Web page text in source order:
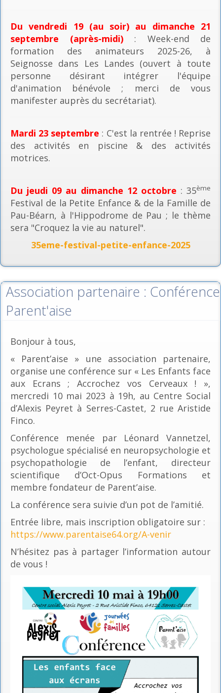
Du vendredi 19 (au soir) au dimanche 21
septembre (après-midi): Week-end de
formation des animateurs 2025-26, à
Seignosse dans Les Landes (ouvert à toute
personne désirant intégrer l'équipe
d'animation bénévole ; merci de vous
manifester auprès du secrétariat).
Mardi 23 septembre : C'est la rentrée ! Reprise
des activités en piscine & des activités
motrices.
Du jeudi 09 au dimanche 12 octobre : 35ème
Festival de la Petite Enfance & de la Famille de
Pau-Béarn, à l'Hippodrome de Pau ; le thème
sera "Croquez la vie au naturel".
35eme-festival-petite-enfance-2025
Association partenaire : Conférence
Parent'aise
Bonjour à tous,
« Parent’aise » une association partenaire,
organise une conférence sur « Les Enfants face
aux Ecrans ; Accrochez vos Cerveaux ! »,
mercredi 10 mai 2023 à 19h, au Centre Social
d’Alexis Peyret à Serres-Castet, 2 rue Aristide
Finco.
Conférence menée par Léonard Vannetzel,
psychologue spécialisé en neuropsychologie et
psychopathologie de l’enfant, directeur
scientifique d’Oct-Opus Formations et
membre fondateur de Parent’aise.
La conférence sera suivie d’un pot de l’amitié.
Entrée libre, mais inscription obligatoire sur :
https://www.parentaise64.org/A-venir
N’hésitez pas à partager l’information autour
de vous !